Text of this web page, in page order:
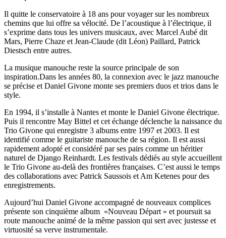
Il quitte le conservatoire à 18 ans pour voyager sur les nombreux
chemins que lui offre sa vélocité. De l’acoustique à l’électrique, il
s’exprime dans tous les univers musicaux, avec Marcel Aubé dit
Mars, Pierre Chaze et Jean-Claude (dit Léon) Paillard, Patrick
Diestsch entre autres.
La musique manouche reste la source principale de son
inspiration.Dans les années 80, la connexion avec le jazz manouche
se précise et Daniel Givone monte ses premiers duos et trios dans le
style.
En 1994, il s’installe à Nantes et monte le Daniel Givone électrique.
Puis il rencontre May Bittel et cet échange déclenche la naissance du
Trio Givone qui enregistre 3 albums entre 1997 et 2003. Il est
identifié comme le guitariste manouche de sa région. Il est aussi
rapidement adopté et considéré par ses pairs comme un héritier
naturel de Django Reinhardt. Les festivals dédiés au style accueillent
le Trio Givone au-delà des frontières françaises. C’est aussi le temps
des collaborations avec Patrick Saussois et Am Ketenes pour des
enregistrements.
Aujourd’hui Daniel Givone accompagné de nouveaux complices
présente son cinquième album «Nouveau Départ » et poursuit sa
route manouche animé de la même passion qui sert avec justesse et
virtuosité sa verve instrumentale.